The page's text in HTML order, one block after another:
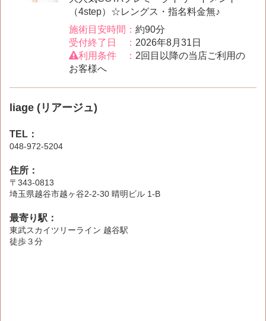
（4step）☆レングス・指名料金無♪
施術目安時間： 約90分
受付終了日 ： 2026年8月31日
利用条件 ： 2回目以降の当店ご利用の
お客様へ
liage (リアージュ)
TEL：
048-972-5204
住所：
〒343-0813
埼玉県越谷市越ヶ谷2-2-30 晴明ビル 1-B
最寄り駅：
東武スカイツリーライン 越谷駅
徒歩３分